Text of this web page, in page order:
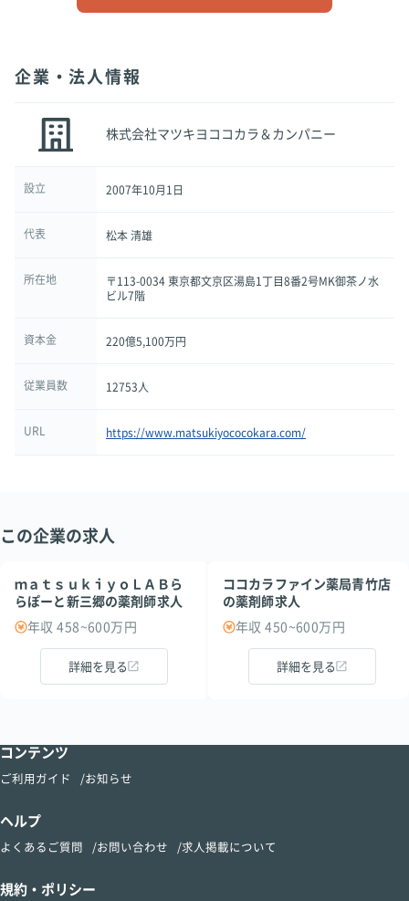
企業・法人情報
株式会社マツキヨココカラ＆カンパニー
設立 2007年10月1日
代表 松本 清雄
所在地
〒113-0034 東京都文京区湯島1丁目8番2号MK御茶ノ水
ビル7階
資本金 220億5,100万円
従業員数 12753人
URL https://www.matsukiyococokara.com/
この企業の求人
ｍａｔｓｕｋｉｙｏＬＡＢら
らぽーと新三郷の薬剤師求人
年収 458~600万円
詳細を見る
ココカラファイン薬局青竹店
の薬剤師求人
年収 450~600万円
詳細を見る
コンテンツ
ご利用ガイド お知らせ
ヘルプ
よくあるご質問 お問い合わせ 求人掲載について
規約・ポリシー